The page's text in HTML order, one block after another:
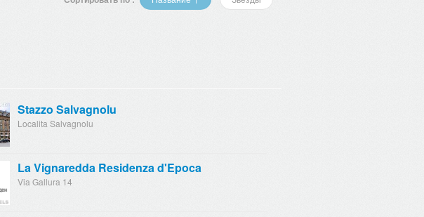
Stazzo Salvagnolu
Localita Salvagnolu
La Vignaredda Residenza d'Epoca
Via Gallura 14